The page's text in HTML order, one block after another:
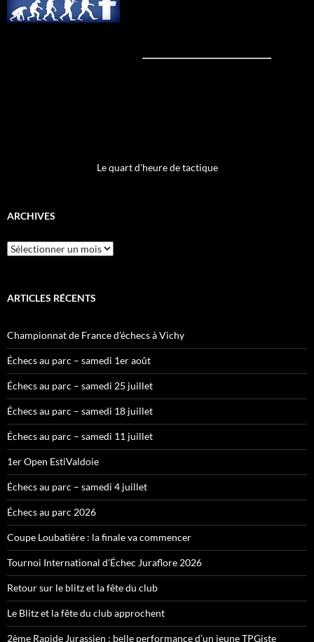
Le quart d'heure de tactique
ARCHIVES
Archives
ARTICLES RÉCENTS
Championnat de France d’échecs à Vichy
Échecs au parc – samedi 1er août
Échecs au parc – samedi 25 juillet
Échecs au parc – samedi 18 juillet
Échecs au parc – samedi 11 juillet
1er Open EstiValdoie
Échecs au parc – samedi 4 juillet
Échecs au parc 2026
Coupe Loubatière : la finale va commencer
Tournoi International d’Échec Juraflore 2026
Retour sur le blitz et la fête du club
Le Blitz et la fête du club approchent
2ème Rapide Jurassien : belle performance d’un jeune TPGiste